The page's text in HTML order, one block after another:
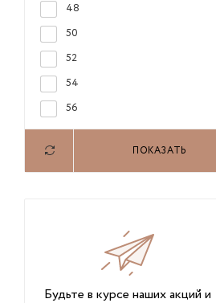
48
50
52
54
56
58
ПОКАЗАТЬ
Будьте в курсе наших акций и